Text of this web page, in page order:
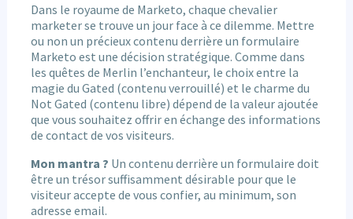
Dans le royaume de Marketo, chaque chevalier
marketer se trouve un jour face à ce dilemme. Mettre
ou non un précieux contenu derrière un formulaire
Marketo est une décision stratégique. Comme dans
les quêtes de Merlin l’enchanteur, le choix entre la
magie du Gated (contenu verrouillé) et le charme du
Not Gated (contenu libre) dépend de la valeur ajoutée
que vous souhaitez offrir en échange des informations
de contact de vos visiteurs.
Mon mantra ? Un contenu derrière un formulaire doit
être un trésor suffisamment désirable pour que le
visiteur accepte de vous confier, au minimum, son
adresse email.